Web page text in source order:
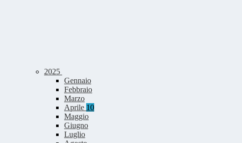
2025
Gennaio
Febbraio
Marzo
Aprile 10
Maggio
Giugno
Luglio